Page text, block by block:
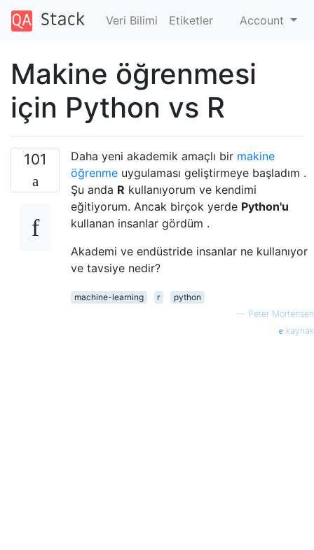
Veri Bilimi Etiketler Account
Makine öğrenmesi
için Python vs R
101 Daha yeni akademik amaçlı bir makine
öğrenme uygulaması geliştirmeye başladım .
Şu anda R kullanıyorum ve kendimi
eğitiyorum. Ancak birçok yerde Python'u
kullanan insanlar gördüm .
Akademi ve endüstride insanlar ne kullanıyor
ve tavsiye nedir?
machine-learning r
python
— Peter Mortensen
kaynak